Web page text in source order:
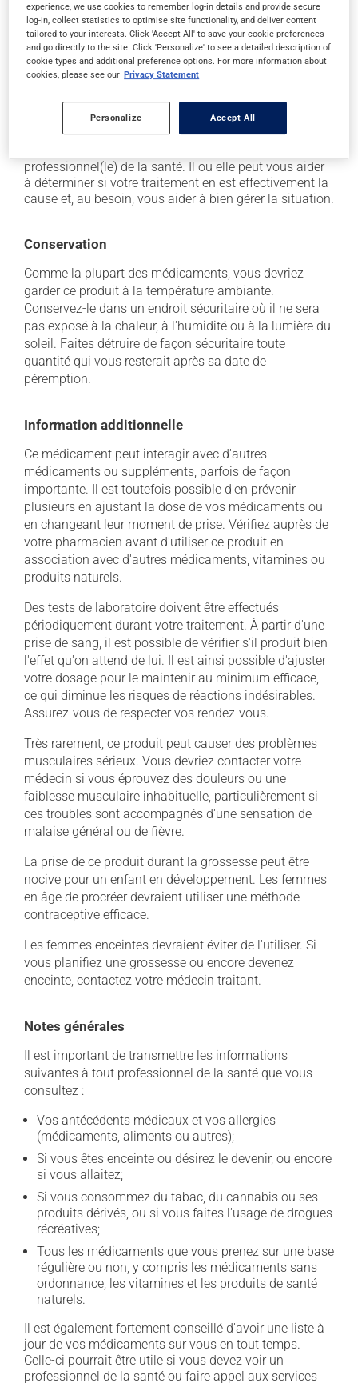
il peut causer de la diarrhée;
il peut causer des douleurs musculaires;
il peut causer des nausées ou, rarement, des
vomissements.
Chaque personne peut réagir différemment à un
traitement. Si vous croyez que ce produit est la cause
d'un problème qui vous incommode, qu'il soit
professionnel(le) de la santé. Il ou elle peut vous aider
à déterminer si votre traitement en est effectivement la
cause et, au besoin, vous aider à bien gérer la situation.
Conservation
Comme la plupart des médicaments, vous devriez
garder ce produit à la température ambiante.
Conservez-le dans un endroit sécuritaire où il ne sera
pas exposé à la chaleur, à l'humidité ou à la lumière du
soleil. Faites détruire de façon sécuritaire toute
quantité qui vous resterait après sa date de
péremption.
Information additionnelle
Ce médicament peut interagir avec d'autres
médicaments ou suppléments, parfois de façon
importante. Il est toutefois possible d'en prévenir
plusieurs en ajustant la dose de vos médicaments ou
en changeant leur moment de prise. Vérifiez auprès de
votre pharmacien avant d'utiliser ce produit en
association avec d'autres médicaments, vitamines ou
produits naturels.
Des tests de laboratoire doivent être effectués
périodiquement durant votre traitement. À partir d'une
prise de sang, il est possible de vérifier s'il produit bien
l'effet qu'on attend de lui. Il est ainsi possible d'ajuster
votre dosage pour le maintenir au minimum efficace,
ce qui diminue les risques de réactions indésirables.
Assurez-vous de respecter vos rendez-vous.
Très rarement, ce produit peut causer des problèmes
musculaires sérieux. Vous devriez contacter votre
médecin si vous éprouvez des douleurs ou une
faiblesse musculaire inhabituelle, particulièrement si
ces troubles sont accompagnés d'une sensation de
malaise général ou de fièvre.
La prise de ce produit durant la grossesse peut être
nocive pour un enfant en développement. Les femmes
en âge de procréer devraient utiliser une méthode
contraceptive efficace.
Les femmes enceintes devraient éviter de l'utiliser. Si
vous planifiez une grossesse ou encore devenez
enceinte, contactez votre médecin traitant.
Notes générales
Il est important de transmettre les informations
suivantes à tout professionnel de la santé que vous
consultez :
Vos antécédents médicaux et vos allergies
(médicaments, aliments ou autres);
Si vous êtes enceinte ou désirez le devenir, ou encore
si vous allaitez;
Si vous consommez du tabac, du cannabis ou ses
produits dérivés, ou si vous faites l'usage de drogues
récréatives;
Tous les médicaments que vous prenez sur une base
régulière ou non, y compris les médicaments sans
ordonnance, les vitamines et les produits de santé
naturels.
Il est également fortement conseillé d'avoir une liste à
jour de vos médicaments sur vous en tout temps.
Celle-ci pourrait être utile si vous devez voir un
professionnel de la santé ou faire appel aux services
experience, we use cookies to remember log-in details and provide secure
log-in, collect statistics to optimise site functionality, and deliver content
tailored to your interests. Click 'Accept All' to save your cookie preferences
and go directly to the site. Click 'Personalize' to see a detailed description of
cookie types and additional preference options. For more information about
cookies, please see our Privacy Statement
Personalize Accept All